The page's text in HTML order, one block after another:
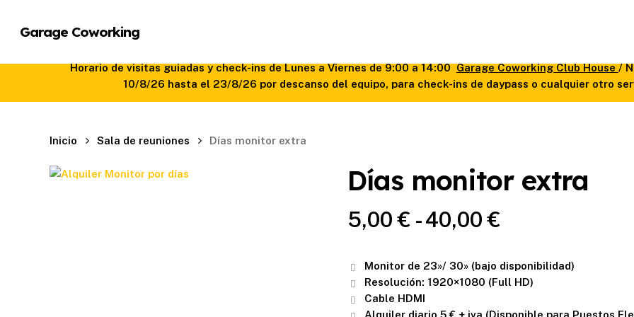
mainGarage Coworking
Horario de visitas guiadas y check-ins de Lunes a Viernes de 9:00 a 14:00Garage Coworking Club House/
10/8/26 hasta el 23/8/26 por descanso del equipo, para check-ins de daypass o cualquier otro
Inicio Sala de reuniones Días monitor extra
Días monitor extra
5,00€ - 40,00€
precios:
desde
Monitor de 23»/ 30» (bajo disponibilidad)
Resolución: 1920×1080 (Full HD)
Cable HDMI
Alquiler diario 5 € + iva (Disponible para Puestos